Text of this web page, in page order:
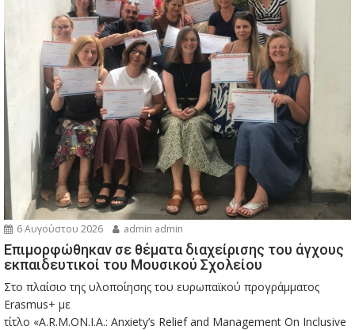
6 Αυγούστου 2026 admin admin
Eπιμορφώθηκαν σε θέματα διαχείρισης του άγχους
εκπαιδευτικοί του Μουσικού Σχολείου
Στο πλαίσιο της υλοποίησης του ευρωπαϊκού προγράμματος
Erasmus+ με
τίτλο «A.R.M.ON.I.A.: Anxiety’s Relief and Management On Inclusive